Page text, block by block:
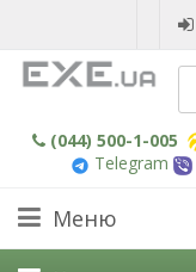
(044) 500-1-005
Telegram
Меню